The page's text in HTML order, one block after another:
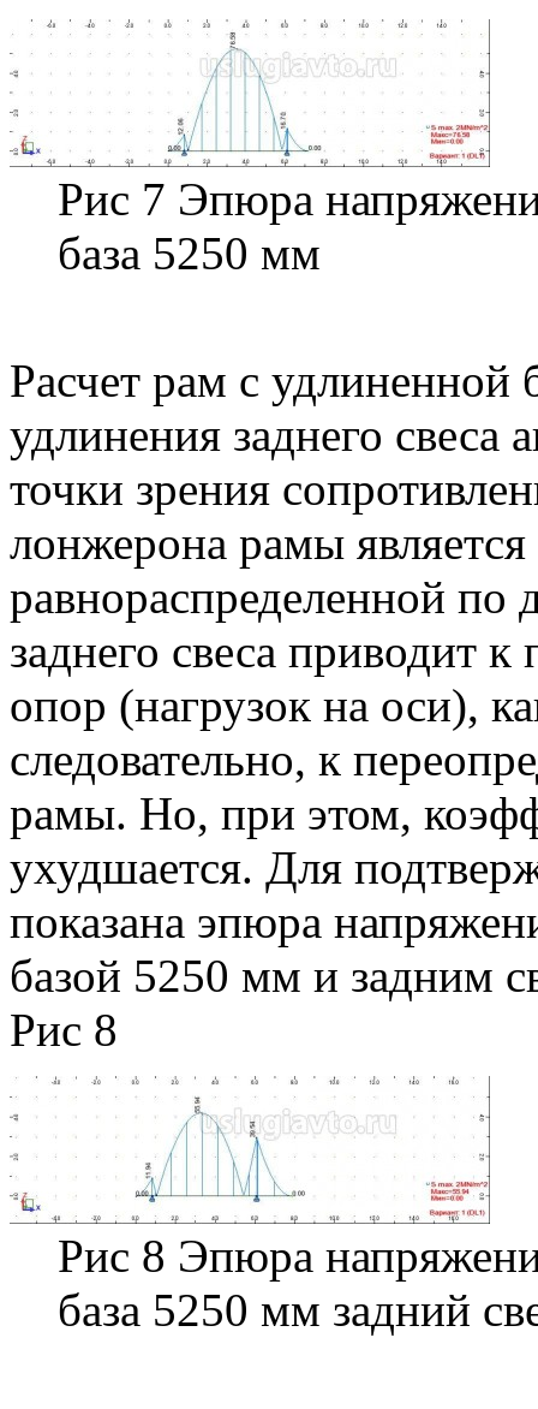
Рис 7 Эпюра
база 5250 мм
Расчет рам с удлиненной
удлинения заднего
точки зрения
лонжерона рамы
равнораспределенной по
заднего свеса приводит
опор (нагрузок на оси),
следовательно, к
рамы. Но, при этом,
ухудшается. Для
показана эпюра
базой 5250 мм и задним
Рис 8
Рис 8 Эпюра
база 5250 мм задний